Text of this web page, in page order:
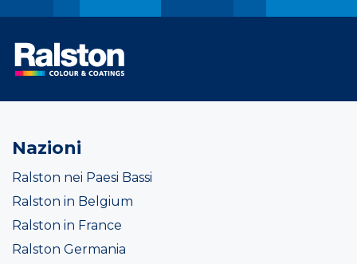
Nazioni
Ralston nei Paesi Bassi
Ralston in Belgium
Ralston in France
Ralston Germania